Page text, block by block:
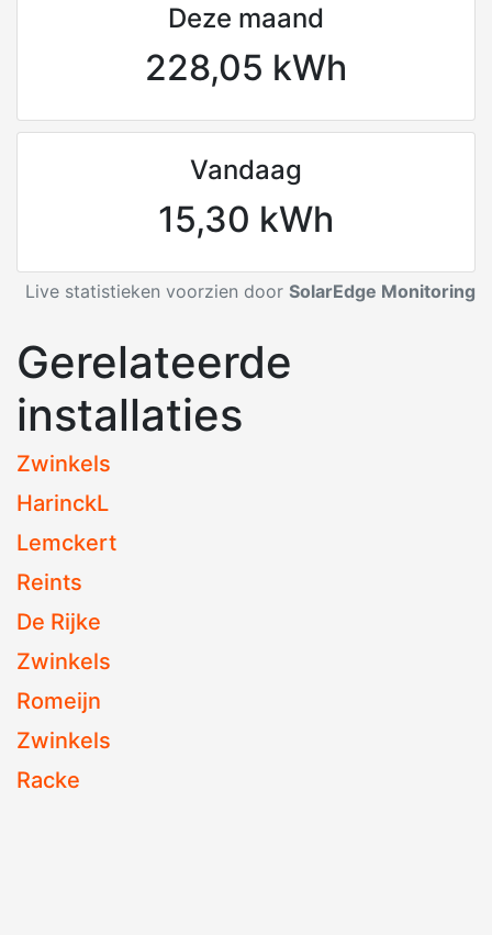
Deze maand
228,05 kWh
Vandaag
15,30 kWh
Live statistieken voorzien door SolarEdge Monitoring
Gerelateerde
installaties
Zwinkels
HarinckL
Lemckert
Reints
De Rijke
Zwinkels
Romeijn
Zwinkels
Racke